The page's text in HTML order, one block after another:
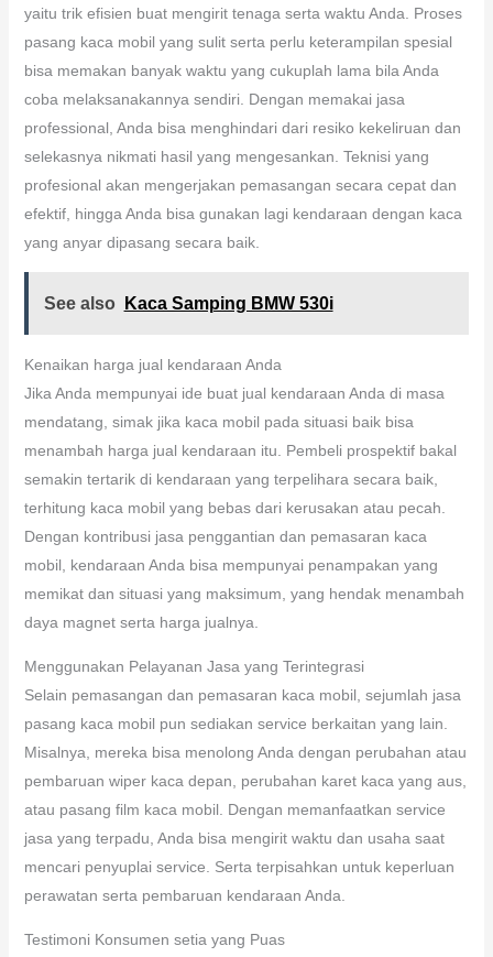
yaitu trik efisien buat mengirit tenaga serta waktu Anda. Proses
pasang kaca mobil yang sulit serta perlu keterampilan spesial
bisa memakan banyak waktu yang cukuplah lama bila Anda
coba melaksanakannya sendiri. Dengan memakai jasa
professional, Anda bisa menghindari dari resiko kekeliruan dan
selekasnya nikmati hasil yang mengesankan. Teknisi yang
profesional akan mengerjakan pemasangan secara cepat dan
efektif, hingga Anda bisa gunakan lagi kendaraan dengan kaca
yang anyar dipasang secara baik.
See also Kaca Samping BMW 530i
Kenaikan harga jual kendaraan Anda
Jika Anda mempunyai ide buat jual kendaraan Anda di masa
mendatang, simak jika kaca mobil pada situasi baik bisa
menambah harga jual kendaraan itu. Pembeli prospektif bakal
semakin tertarik di kendaraan yang terpelihara secara baik,
terhitung kaca mobil yang bebas dari kerusakan atau pecah.
Dengan kontribusi jasa penggantian dan pemasaran kaca
mobil, kendaraan Anda bisa mempunyai penampakan yang
memikat dan situasi yang maksimum, yang hendak menambah
daya magnet serta harga jualnya.
Menggunakan Pelayanan Jasa yang Terintegrasi
Selain pemasangan dan pemasaran kaca mobil, sejumlah jasa
pasang kaca mobil pun sediakan service berkaitan yang lain.
Misalnya, mereka bisa menolong Anda dengan perubahan atau
pembaruan wiper kaca depan, perubahan karet kaca yang aus,
atau pasang film kaca mobil. Dengan memanfaatkan service
jasa yang terpadu, Anda bisa mengirit waktu dan usaha saat
mencari penyuplai service. Serta terpisahkan untuk keperluan
perawatan serta pembaruan kendaraan Anda.
Testimoni Konsumen setia yang Puas